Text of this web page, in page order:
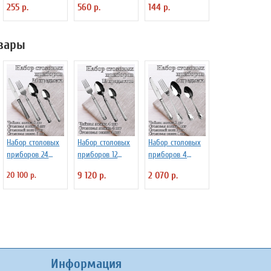
255 р. 560 р.
1150311
144 р.
Набор столовых
приборов 24
"Verona" Luxstah
20 100 р.
Набор столовых
приборов 12
"Verona" Luxstah
9 120 р.
Набор столовых
приборов 4
"Rome" Luxstahl
2 070 р.
Информация